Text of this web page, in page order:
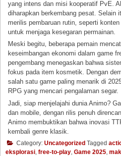
yang intens dan misi kooperatif PvE.
diharapkan berkembang pesat. Selain
merilis pembaruan rutin, seperti
untuk menjaga kesegaran permainan.
Meski begitu, beberapa pemain
keseimbangan ekonomi dalam game
pengembang menegaskan bahwa
fokus pada item kosmetik. Dengan
salah satu game paling menarik di
RPG yang mencari pengalaman segar.
Jadi, siap menjelajahi dunia Animo?
dan mobile, dengan rilis penuh
Animo membuktikan bahwa inovasi
kembali genre klasik.
Category: Uncategorized Tagged
eksplorasi free-to-play Game 2025